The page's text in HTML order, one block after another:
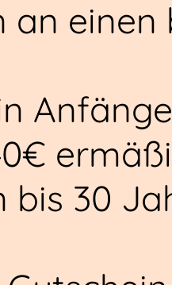
an
bis 30